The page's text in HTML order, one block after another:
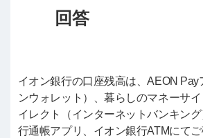
イオン銀行の口座残高は、AEON Pay
ンウォレット）、暮らしのマネーサ
イレクト（インターネットバンキン
行通帳アプリ、イオン銀行ATMにて